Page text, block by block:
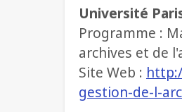
Université
Programme :
archives et de
Site Web :
gestion-de-l-